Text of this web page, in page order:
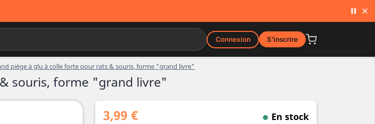
Connexion S'inscrire
piège à glu à colle forte pour rats & souris, forme "grand livre"
souris, forme "grand livre"
3,99 € En stock